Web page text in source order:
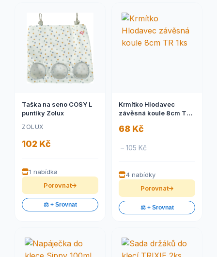
Taška na seno COSY L
puntíky Zolux
ZOLUX
102 Kč
1 nabídka
Porovnat
⚖️ + Srovnat
Krmítko Hlodavec
závěsná koule 8cm TR
68 Kč
– 105 Kč
4 nabídky
Porovnat
⚖️ + Srovnat